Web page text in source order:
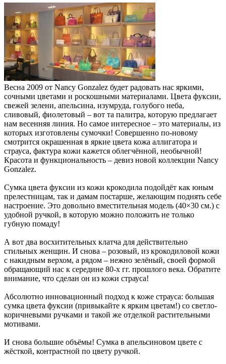
Весна 2009 от Nancy Gonzalez будет радовать нас яркими,
сочными цветами и роскошными материалами. Цвета фуксии,
свежей зелени, апельсина, изумруда, голубого неба,
сливовый, фиолетовый – вот та палитра, которую предлагает
нам весенняя линия. Но самое интересное – это материалы, из
которых изготовлены сумочки! Совершенно по-новому
смотрится окрашенная в яркие цвета кожа аллигатора и
страуса, фактура кожи кажется облегчённой, необычной!
Красота и функциональность – девиз новой коллекции Nancy
Gonzalez.
Сумка цвета фуксии из кожи крокодила подойдёт как юным
прелестницам, так и дамам постарше, желающим поднять себе
настроение. Это довольно вместительная модель (40×30 см.) с
удобной ручкой, в которую можно положить не только
губную помаду!
А вот два восхитительных клатча для действительно
стильных женщин. И снова – розовый, из крокодиловой кожи
с накидным верхом, а рядом – нежно зелёный, своей формой
обращающий нас к середине 80-х гг. прошлого века. Обратите
внимание, что сделан он из кожи страуса!
Абсолютно инновационный подход к коже страуса: большая
сумка цвета фуксии (привыкайте к ярким цветам!) со светло-
коричневыми ручками и такой же отделкой растительными
мотивами.
И снова большие объёмы! Сумка в апельсиновом цвете с
жёсткой, контрастной по цвету ручкой.